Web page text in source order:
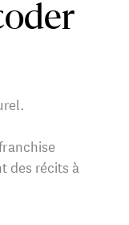
des récits à